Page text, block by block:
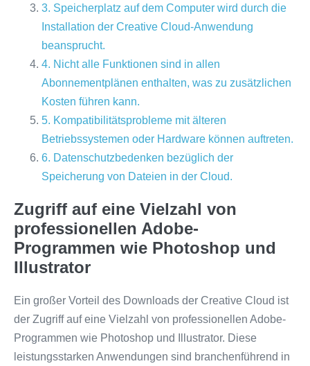
3. Speicherplatz auf dem Computer wird durch die
Installation der Creative Cloud-Anwendung
beansprucht.
4. Nicht alle Funktionen sind in allen
Abonnementplänen enthalten, was zu zusätzlichen
Kosten führen kann.
5. Kompatibilitätsprobleme mit älteren
Betriebssystemen oder Hardware können auftreten.
6. Datenschutzbedenken bezüglich der
Speicherung von Dateien in der Cloud.
Zugriff auf eine Vielzahl von
professionellen Adobe-
Programmen wie Photoshop und
Illustrator
Ein großer Vorteil des Downloads der Creative Cloud ist
der Zugriff auf eine Vielzahl von professionellen Adobe-
Programmen wie Photoshop und Illustrator. Diese
leistungsstarken Anwendungen sind branchenführend in